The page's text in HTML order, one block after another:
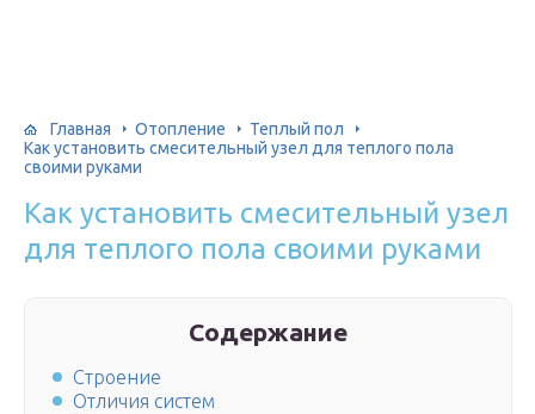
Главная Отопление
Теплый пол
Как установить смесительный узел для теплого пола
своими руками
Как установить смесительный узел
для теплого пола своими руками
Содержание
Строение
Отличия систем